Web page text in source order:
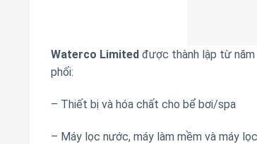
Waterco Limited được thành lập từ năm
phối:
– Thiết bị và hóa chất cho bể bơi/spa
– Máy lọc nước, máy làm mềm và máy